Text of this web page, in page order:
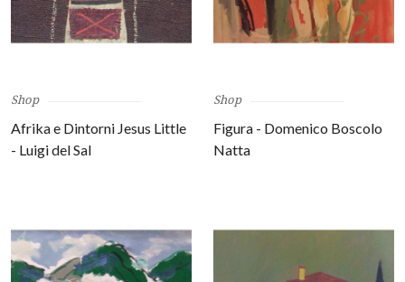
Shop
Afrika e Dintorni Jesus Little
- Luigi del Sal
Shop
Figura - Domenico Boscolo
Natta